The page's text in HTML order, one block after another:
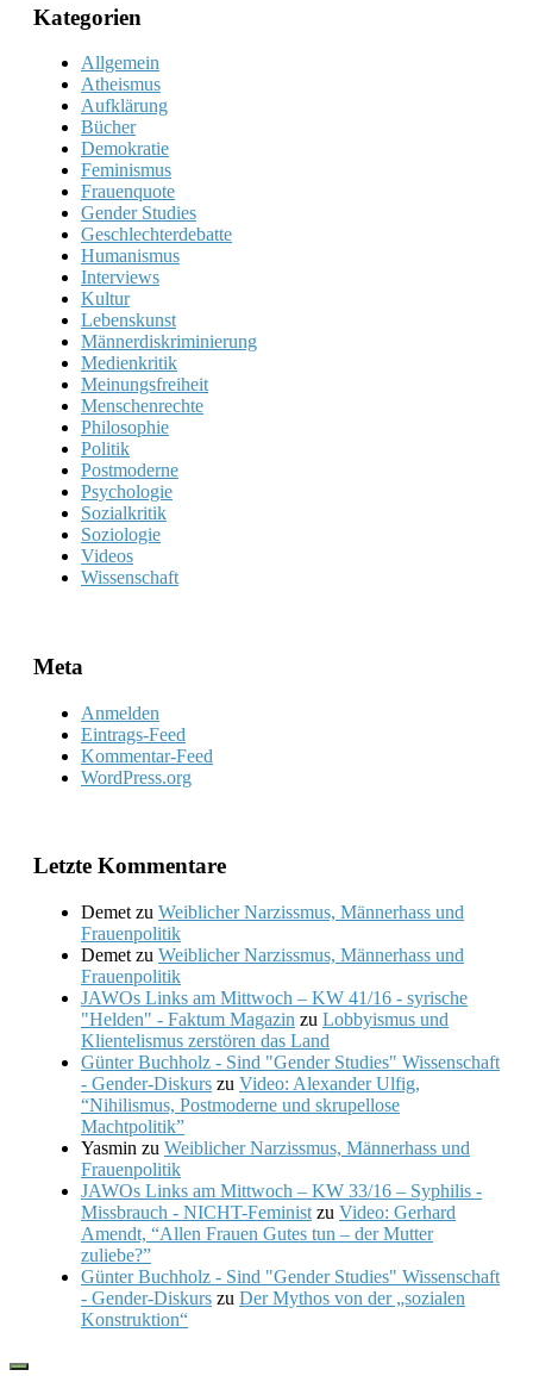
Kategorien
Allgemein
Atheismus
Aufklärung
Bücher
Demokratie
Feminismus
Frauenquote
Gender Studies
Geschlechterdebatte
Humanismus
Interviews
Kultur
Lebenskunst
Männerdiskriminierung
Medienkritik
Meinungsfreiheit
Menschenrechte
Philosophie
Politik
Postmoderne
Psychologie
Sozialkritik
Soziologie
Videos
Wissenschaft
Meta
Anmelden
Eintrags-Feed
Kommentar-Feed
WordPress.org
Letzte Kommentare
Demet zu Weiblicher Narzissmus, Männerhass und
Frauenpolitik
Demet zu Weiblicher Narzissmus, Männerhass und
Frauenpolitik
JAWOs Links am Mittwoch – KW 41/16 - syrische
"Helden" - Faktum Magazin zu Lobbyismus und
Klientelismus zerstören das Land
Günter Buchholz - Sind "Gender Studies" Wissenschaft
- Gender-Diskurs zu Video: Alexander Ulfig,
“Nihilismus, Postmoderne und skrupellose
Machtpolitik”
Yasmin zu Weiblicher Narzissmus, Männerhass und
Frauenpolitik
JAWOs Links am Mittwoch – KW 33/16 – Syphilis -
Missbrauch - NICHT-Feminist zu Video: Gerhard
Amendt, “Allen Frauen Gutes tun – der Mutter
zuliebe?”
Günter Buchholz - Sind "Gender Studies" Wissenschaft
- Gender-Diskurs zu Der Mythos von der „sozialen
Konstruktion“